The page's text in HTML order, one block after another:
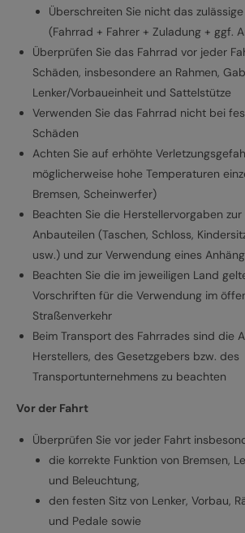
Überschreiten Sie nicht das
(Fahrrad + Fahrer + Zuladung + ggf.
Überprüfen Sie das Fahrrad vor jeder
Schäden, insbesondere an Rahmen,
Lenker/Vorbaueinheit und Sattelstütze
Verwenden Sie das Fahrrad nicht bei
Schäden
Achten Sie auf erhöhte
möglicherweise hohe Temperaturen
Bremsen, Scheinwerfer)
Beachten Sie die Herstellervorgaben
Anbauteilen (Taschen, Schloss,
usw.) und zur Verwendung eines
Beachten Sie die im jeweiligen Land
Vorschriften für die Verwendung im
Straßenverkehr
Beim Transport des Fahrrades sind die
Herstellers, des Gesetzgebers bzw. des
Transportunternehmens zu beachten
Vor der Fahrt
Überprüfen Sie vor jeder Fahrt
die korrekte Funktion von Bremsen,
und Beleuchtung,
den festen Sitz von Lenker, Vorbau,
und Pedale sowie